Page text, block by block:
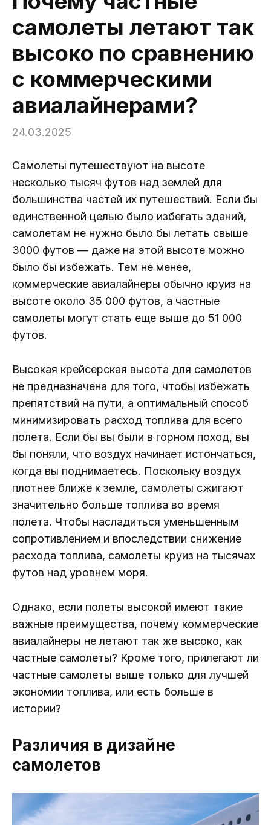
самолеты летают так
высоко по сравнению
с коммерческими
авиалайнерами?
24.03.2025
Самолеты путешествуют на высоте
несколько тысяч футов над землей для
большинства частей их путешествий. Если бы
единственной целью было избегать зданий,
самолетам не нужно было бы летать свыше
3000 футов — даже на этой высоте можно
было бы избежать. Тем не менее,
коммерческие авиалайнеры обычно круиз на
высоте около 35 000 футов, а частные
самолеты могут стать еще выше до 51 000
футов.
Высокая крейсерская высота для самолетов
не предназначена для того, чтобы избежать
препятствий на пути, а оптимальный способ
минимизировать расход топлива для всего
полета. Если бы вы были в горном поход, вы
бы поняли, что воздух начинает истончаться,
когда вы поднимаетесь. Поскольку воздух
плотнее ближе к земле, самолеты сжигают
значительно больше топлива во время
полета. Чтобы насладиться уменьшенным
сопротивлением и впоследствии снижение
расхода топлива, самолеты круиз на тысячах
футов над уровнем моря.
Однако, если полеты высокой имеют такие
важные преимущества, почему коммерческие
авиалайнеры не летают так же высоко, как
частные самолеты? Кроме того, прилегают ли
частные самолеты выше только для лучшей
экономии топлива, или есть больше в
истории?
Различия в дизайне
самолетов